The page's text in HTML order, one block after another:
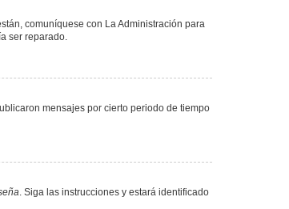
comuníquese con La Administración para
ser reparado.
mensajes por cierto periodo de tiempo
. Siga las instrucciones y estará identificado